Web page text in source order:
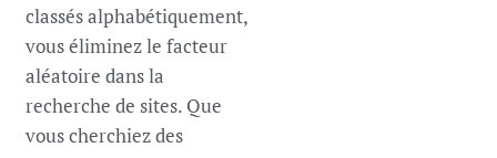
classés alphabétiquement,
vous éliminez le facteur
aléatoire dans la
recherche de sites. Que
vous cherchiez des